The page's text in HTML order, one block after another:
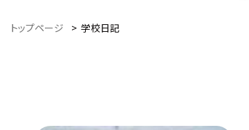
トップページ > 学校日記